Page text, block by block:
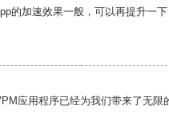
的加速效果一般，可以再提升一
应用程序已经为我们带来了无限